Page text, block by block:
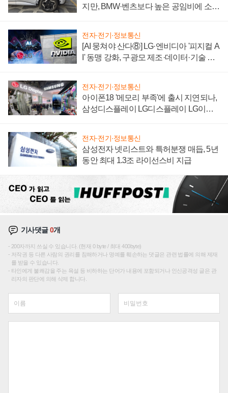
지만, BMW·벤츠보다 높은 공임비에 소비
전자·전기·정보통신
[AI 뭉쳐야 산다⑧] LG·엔비디아 '피지컬 A
I' 동맹 강화, 구광모 제조·데이터·기술 결
전자·전기·정보통신
아이폰18 '메모리 부족'에 출시 지연되나,
삼성디스플레이 LG디스플레이 LG이노
전자·전기·정보통신
삼성전자 넷리스트와 특허분쟁 매듭, 5년
동안 최대 1.3조 라이선스비 지급
기사댓글0개
200자까지 쓰실 수 있습니다. (현재 0 byte / 최대 400byte)
저작권 등 다른 사람의 권리를 침해하거나 명예를 훼손하는 댓글은 관련 법률에 의해 제재
를 받을 수 있습니다.
타인에게 불쾌감을 주는 욕설 등 비하하는 단어가 내용에 포함되거나 인신공격성 글은 관
리자의 판단에 의해 삭제 합니다.